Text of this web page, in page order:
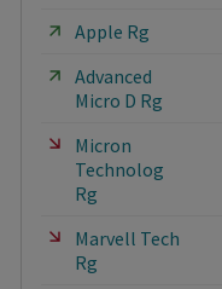
Apple Rg
Advanced
Micro D Rg
Micron
Technolog
Rg
Marvell Tech
Rg